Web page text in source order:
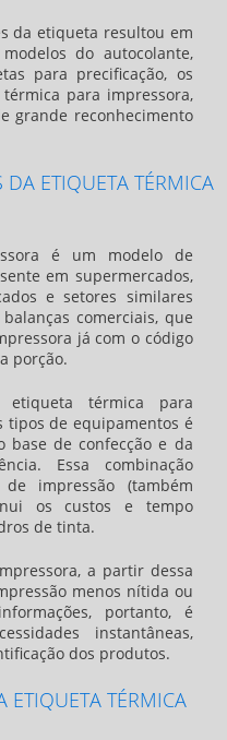
da etiqueta resultou em
do autocolante,
para precificação, os
para impressora,
grande reconhecimento
ETIQUETA TÉRMICA
é um modelo de
em supermercados,
e setores similares
comerciais, que
já com o código
porção.
etiqueta térmica para
tipos de equipamentos é
base de confecção e da
Essa combinação
impressão (também
os custos e tempo
de tinta.
, a partir dessa
menos nítida ou
portanto, é
instantâneas,
dos produtos.
ETIQUETA TÉRMICA